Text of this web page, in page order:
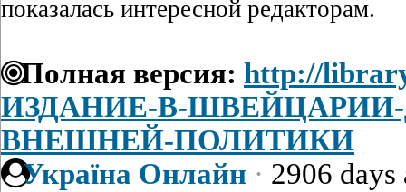
показалась интересной редакторам.
Полная версия: http://
ИЗДАНИЕ-В-
ВНЕШНЕЙ-ПОЛИТИКИ
Україна Онлайн · 2906 days